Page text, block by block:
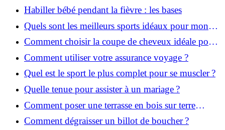
Habiller bébé pendant la fièvre : les bases
Quels sont les meilleurs sports idéaux pour mon
enfant ?
Comment choisir la coupe de cheveux idéale pour
votre visage ?
Comment utiliser votre assurance voyage ?
Quel est le sport le plus complet pour se muscler ?
Quelle tenue pour assister à un mariage ?
Comment poser une terrasse en bois sur terre
battue ?
Comment dégraisser un billot de boucher ?